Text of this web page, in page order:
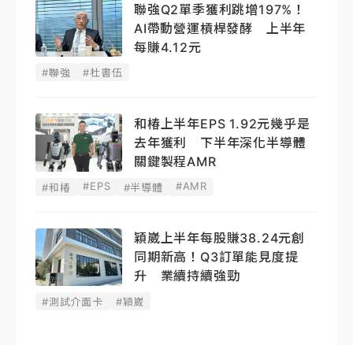
聯強Q2單季獲利跳增197%！
AI帶動營運槓桿發酵 上半年
每賺4.12元
#聯強 #杜書伍
和椿上半年EPS 1.92元幾乎是
去年獲利 下半年深化半導體
關鍵製程AMR
#和椿 #EPS #半導體 #AMR
穎崴上半年每股賺38.24元創
同期新高！Q3訂單能見度提
升 業續持續強勁
#測試介面卡 #穎崴